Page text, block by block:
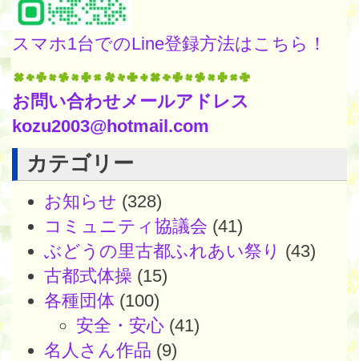
スマホ1台でのLine登録方法はこちら！
お問い合わせメールアドレス
kozu2003@hotmail.com
カテゴリー
お知らせ (328)
コミュニティ協議会 (41)
ぶどうの里古都ふれあい祭り (43)
古都式体操 (15)
各種団体 (100)
安全・安心 (41)
名人さん作品 (9)